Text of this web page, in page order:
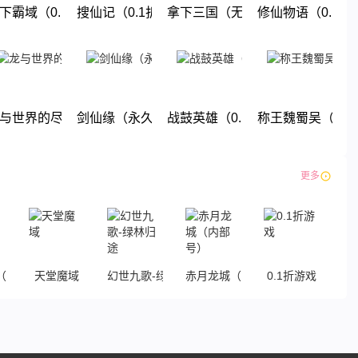
限福利）
霸域（0.1折扣版）
下载
搜仙记（0.1折送60万工资）
下载
拿下三国（无限抽奖0.1折）
下载
修仙物语（0.1折
下载
限商城）
世界的尽头(0.1折)剑仙缘（永久0.1折）战鼓英雄（0.1折送超赛小队）
称王魏蜀吴（0.1
更多
0.1折传奇）
天堂魔域 幻世九歌-绿林归途赤月龙城（内部号）0.1折游戏